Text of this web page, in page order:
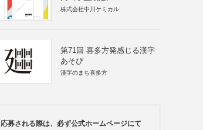
株式会社中川ケミカル
第71回 喜多方発感じる漢字
あそび
漢字のまち喜多方
応募される際は、必ず公式ホームページにて